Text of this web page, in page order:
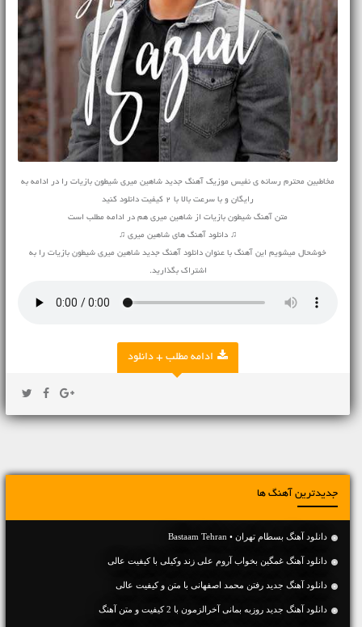
مخاطبین محترم رسانه ی نفیس موزیک آهنگ جدید شاهین میری شیطون بازیات را در ادامه به
رایگان و با سرعت بالا با 2 کیفیت دانلود کنید
متن آهنگ شیطون بازیات از شاهین میری هم در ادامه مطلب است
♫ دانلود آهنگ های شاهین میری ♫
خوشحال میشویم این آهنگ با عنوان دانلود آهنگ جدید شاهین میری شیطون بازیات را به
اشتراک بگذارید.
ادامه مطلب + دانلود
جدیدترین آهنگ ها
دانلود آهنگ بسطام تهران • Bastaam Tehran
دانلود آهنگ غمگین بخواب آروم علی زند وکیلی با کیفیت عالی
دانلود آهنگ جديد رفتن محمد اصفهانی با متن و کیفیت عالی
دانلود آهنگ جديد روزبه بمانی آخرالزمون با 2 کیفیت و متن آهنگ